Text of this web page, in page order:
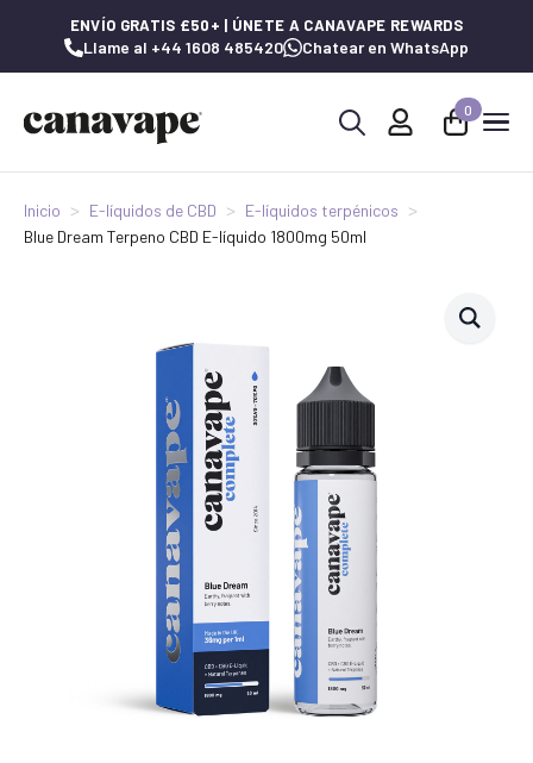
ENVÍO GRATIS £50+ | ÚNETE A CANAVAPE REWARDS
Llame al +44 1608 485420 Chatear en WhatsApp
0
Inicio E-líquidos de CBD
E-líquidos terpénicos
Blue Dream Terpeno CBD E-líquido 1800mg 50ml